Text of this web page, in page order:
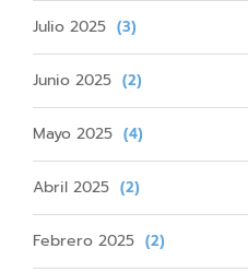
Julio 2025 (3)
Junio 2025 (2)
Mayo 2025 (4)
Abril 2025 (2)
Febrero 2025 (2)